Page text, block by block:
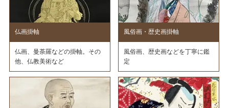
仏画掛軸
仏画、曼荼羅などの掛軸。その
他、仏教美術など
風俗画・歴史画掛軸
風俗画、歴史画などを丁寧に鑑
定